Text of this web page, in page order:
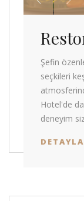
Şefin
seçkileri
Hotel'de
deneyim